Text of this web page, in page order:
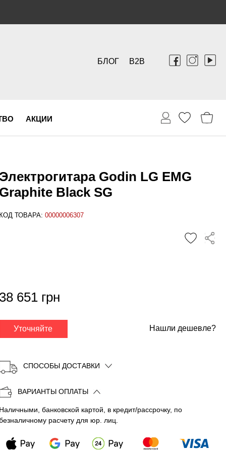
B2B
БЛОГ
АКЦИИ
Godin LG EMG
Graphite Black SG
КОД ТОВАРА: 00000006307
Копировать
38 651 грн
Уточняйте Нашли дешевле?
СПОСОБЫ ДОСТАВКИ
ВАРИАНТЫ ОПЛАТЫ
Наличными, банковской картой, в кредит/рассрочку, по
расчету для юр. лиц.